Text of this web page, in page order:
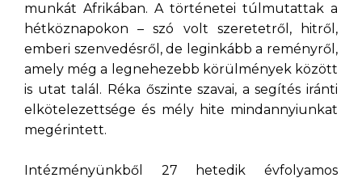
munkát Afrikában. A történetei túlmutattak a
hétköznapokon – szó volt szeretetről, hitről,
emberi szenvedésről, de leginkább a reményről,
amely még a legnehezebb körülmények között
is utat talál. Réka őszinte szavai, a segítés iránti
elkötelezettsége és mély hite mindannyiunkat
megérintett.
Intézményünkből 27 hetedik évfolyamos